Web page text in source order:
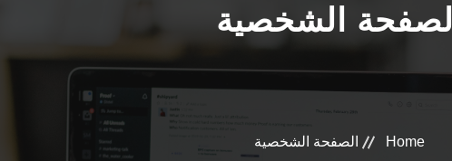
الصفحة الشخصية
Home الصفحة الشخصية